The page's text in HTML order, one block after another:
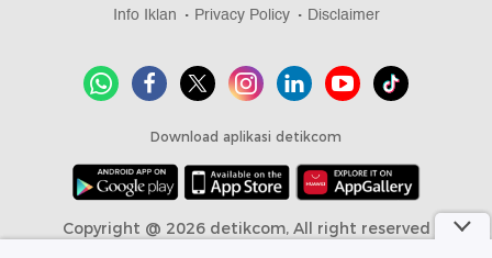
Info Iklan
Privacy Policy Disclaimer
Download aplikasi detikcom
Copyright @ 2026 detikcom, All right reserved